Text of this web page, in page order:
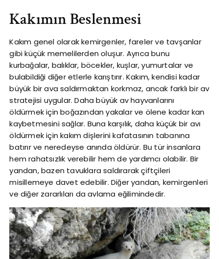
Kakımın Beslenmesi
Kakım genel olarak kemirgenler, fareler ve tavşanlar
gibi küçük memelilerden oluşur. Ayrıca bunu
kurbağalar, balıklar, böcekler, kuşlar, yumurtalar ve
bulabildiği diğer etlerle karıştırır. Kakım, kendisi kadar
büyük bir ava saldırmaktan korkmaz, ancak farklı bir av
stratejisi uygular. Daha büyük av hayvanlarını
öldürmek için boğazından yakalar ve ölene kadar kan
kaybetmesini sağlar. Buna karşılık, daha küçük bir avı
öldürmek için kakım dişlerini kafatasının tabanına
batırır ve neredeyse anında öldürür. Bu tür insanlara
hem rahatsızlık verebilir hem de yardımcı olabilir. Bir
yandan, bazen tavuklara saldırarak çiftçileri
misillemeye davet edebilir. Diğer yandan, kemirgenleri
ve diğer zararlıları da avlama eğilimindedir.